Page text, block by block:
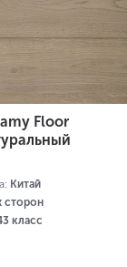
Floor
Китай
сторон
класс